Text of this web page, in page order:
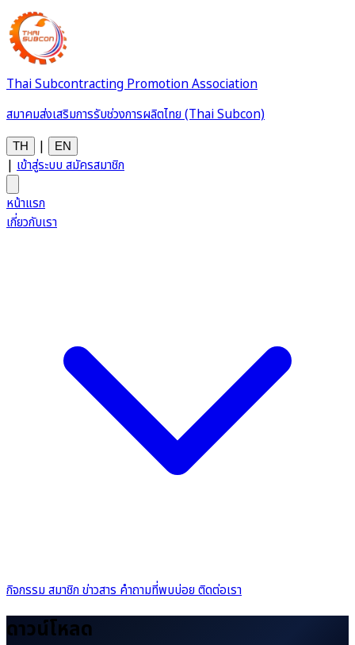
Thai Subcontracting Promotion Association
สมาคมส่งเสริมการรับช่วงการผลิตไทย (Thai Subcon)
TH | EN
| เข้าสู่ระบบสมัครสมาชิก
หน้าแรก
เกี่ยวกับเรา
กิจกรรมสมาชิกข่าวสารคำถามที่พบบ่อยติดต่อเรา
ดาวน์โหลด